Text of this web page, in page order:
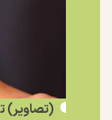
(تصاویر)